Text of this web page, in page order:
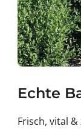
Echte
Frisch, vital